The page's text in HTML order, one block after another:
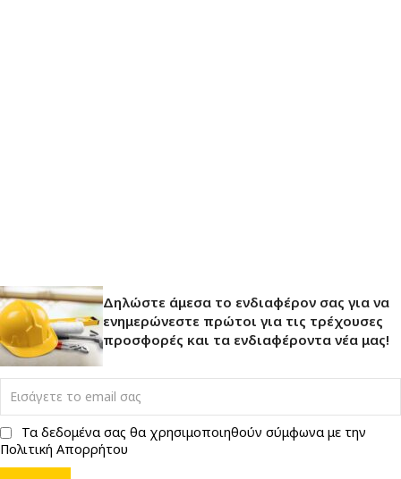
Δηλώστε άμεσα το ενδιαφέρον σας για να
ενημερώνεστε πρώτοι για τις τρέχουσες
προσφορές και τα ενδιαφέροντα νέα μας!
Τα δεδομένα σας θα χρησιμοποιηθούν σύμφωνα με την
Πολιτική Απορρήτου